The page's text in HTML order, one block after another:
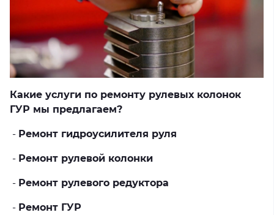
Какие услуги по ремонту рулевых колонок
ГУР мы предлагаем?
- Ремонт гидроусилителя руля
- Ремонт рулевой колонки
- Ремонт рулевого редуктора
- Ремонт ГУР